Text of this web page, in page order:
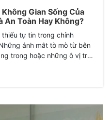
Gian Sống Của
An Toàn Hay Không?
tự tin trong chính
ánh mắt tò mò từ bên
trong hoặc những ô vị trí
trong không thể che
trong khiến anh chị cảm